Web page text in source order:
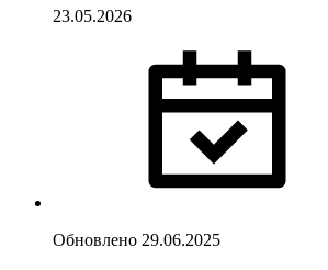
23.05.2026
Обновлено 29.06.2025